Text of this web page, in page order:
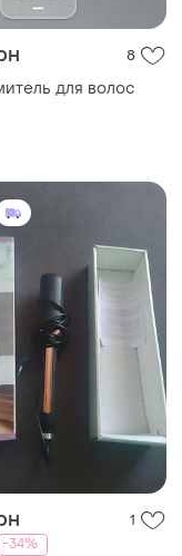
8
для волос
1
-34%